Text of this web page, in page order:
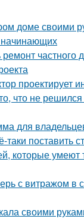
доме своими
начинающих
ремонт
проектирует
что не
для
таки поставить
которые умеют
с витражом в
своими